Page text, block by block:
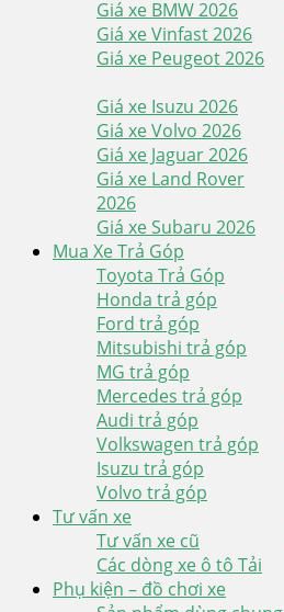
Giá xe BMW 2026
Giá xe Vinfast 2026
Giá xe Peugeot 2026
Giá xe Isuzu 2026
Giá xe Volvo 2026
Giá xe Jaguar 2026
Giá xe Land Rover
2026
Giá xe Subaru 2026
Mua Xe Trả Góp
Toyota Trả Góp
Honda trả góp
Ford trả góp
Mitsubishi trả góp
MG trả góp
Mercedes trả góp
Audi trả góp
Volkswagen trả góp
Isuzu trả góp
Volvo trả góp
Tư vấn xe
Tư vấn xe cũ
Các dòng xe ô tô Tải
Phụ kiện – đồ chơi xe